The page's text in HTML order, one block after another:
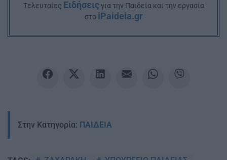
Tελευταίες Ειδήσειςγια την Παιδεία και την εργασία
στο iPaideia.gr
Στην Κατηγορία: ΠΑΙΔΕΙΑ